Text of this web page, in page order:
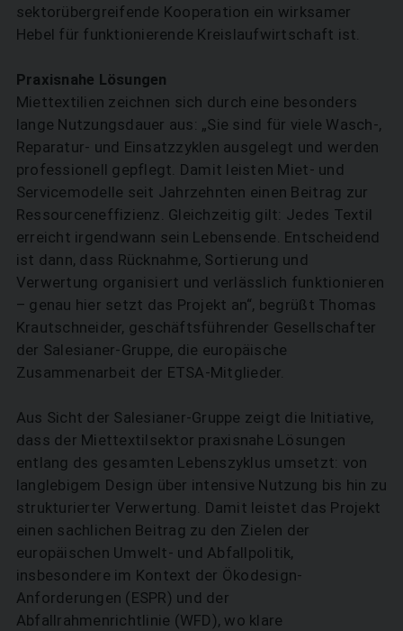
sektorübergreifende Kooperation ein wirksamer
Hebel für funktionierende Kreislaufwirtschaft ist.
Praxisnahe Lösungen
Miettextilien zeichnen sich durch eine besonders
lange Nutzungsdauer aus: „Sie sind für viele Wasch-,
Reparatur- und Einsatzzyklen ausgelegt und werden
professionell gepflegt. Damit leisten Miet- und
Service­modelle seit Jahrzehnten einen Beitrag zur
Ressourceneffizienz. Gleichzeitig gilt: Jedes Textil
erreicht irgendwann sein Lebensende. Entscheidend
ist dann, dass Rücknahme, Sortierung und
Verwertung organisiert und verlässlich funktionieren
– genau hier setzt das Projekt an“, begrüßt Thomas
Krautschneider, geschäftsführender Gesellschafter
der Salesianer-Gruppe, die europäische
Zusammenarbeit der ETSA-Mitglieder.
Aus Sicht der Salesianer-Gruppe zeigt die Initiative,
dass der Miettextilsektor praxisnahe Lösungen
entlang des gesamten Lebenszyklus umsetzt: von
langlebigem Design über intensive Nutzung bis hin zu
strukturierter Verwertung. Damit leistet das Projekt
einen sachlichen Beitrag zu den Zielen der
europäischen Umwelt- und Abfallpolitik,
insbesondere im Kontext der Ökodesign-
Anforderungen (ESPR) und der
Abfallrahmenrichtlinie (WFD), wo klare
SUCHEN